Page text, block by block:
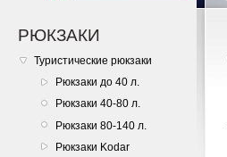
РЮКЗАКИ
Туристические рюкзаки
Рюкзаки до 40 л.
Рюкзаки 40-80 л.
Рюкзаки 80-140 л.
Рюкзаки Kodar